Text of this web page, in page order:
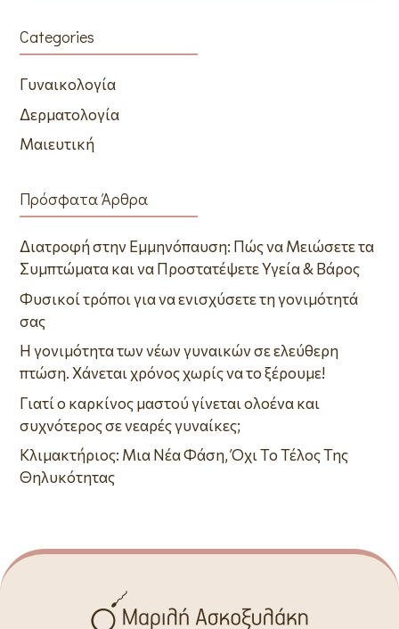
Categories
Γυναικολογία
Δερματολογία
Μαιευτική
Πρόσφατα Άρθρα
Διατροφή στην Εμμηνόπαυση: Πώς να Μειώσετε τα
Συμπτώματα και να Προστατέψετε Υγεία & Βάρος
Φυσικοί τρόποι για να ενισχύσετε τη γονιμότητά
σας
Η γονιμότητα των νέων γυναικών σε ελεύθερη
πτώση. Χάνεται χρόνος χωρίς να το ξέρουμε!
Γιατί ο καρκίνος μαστού γίνεται ολοένα και
συχνότερος σε νεαρές γυναίκες;
Κλιμακτήριος: Μια Νέα Φάση, Όχι Το Τέλος Της
Θηλυκότητας